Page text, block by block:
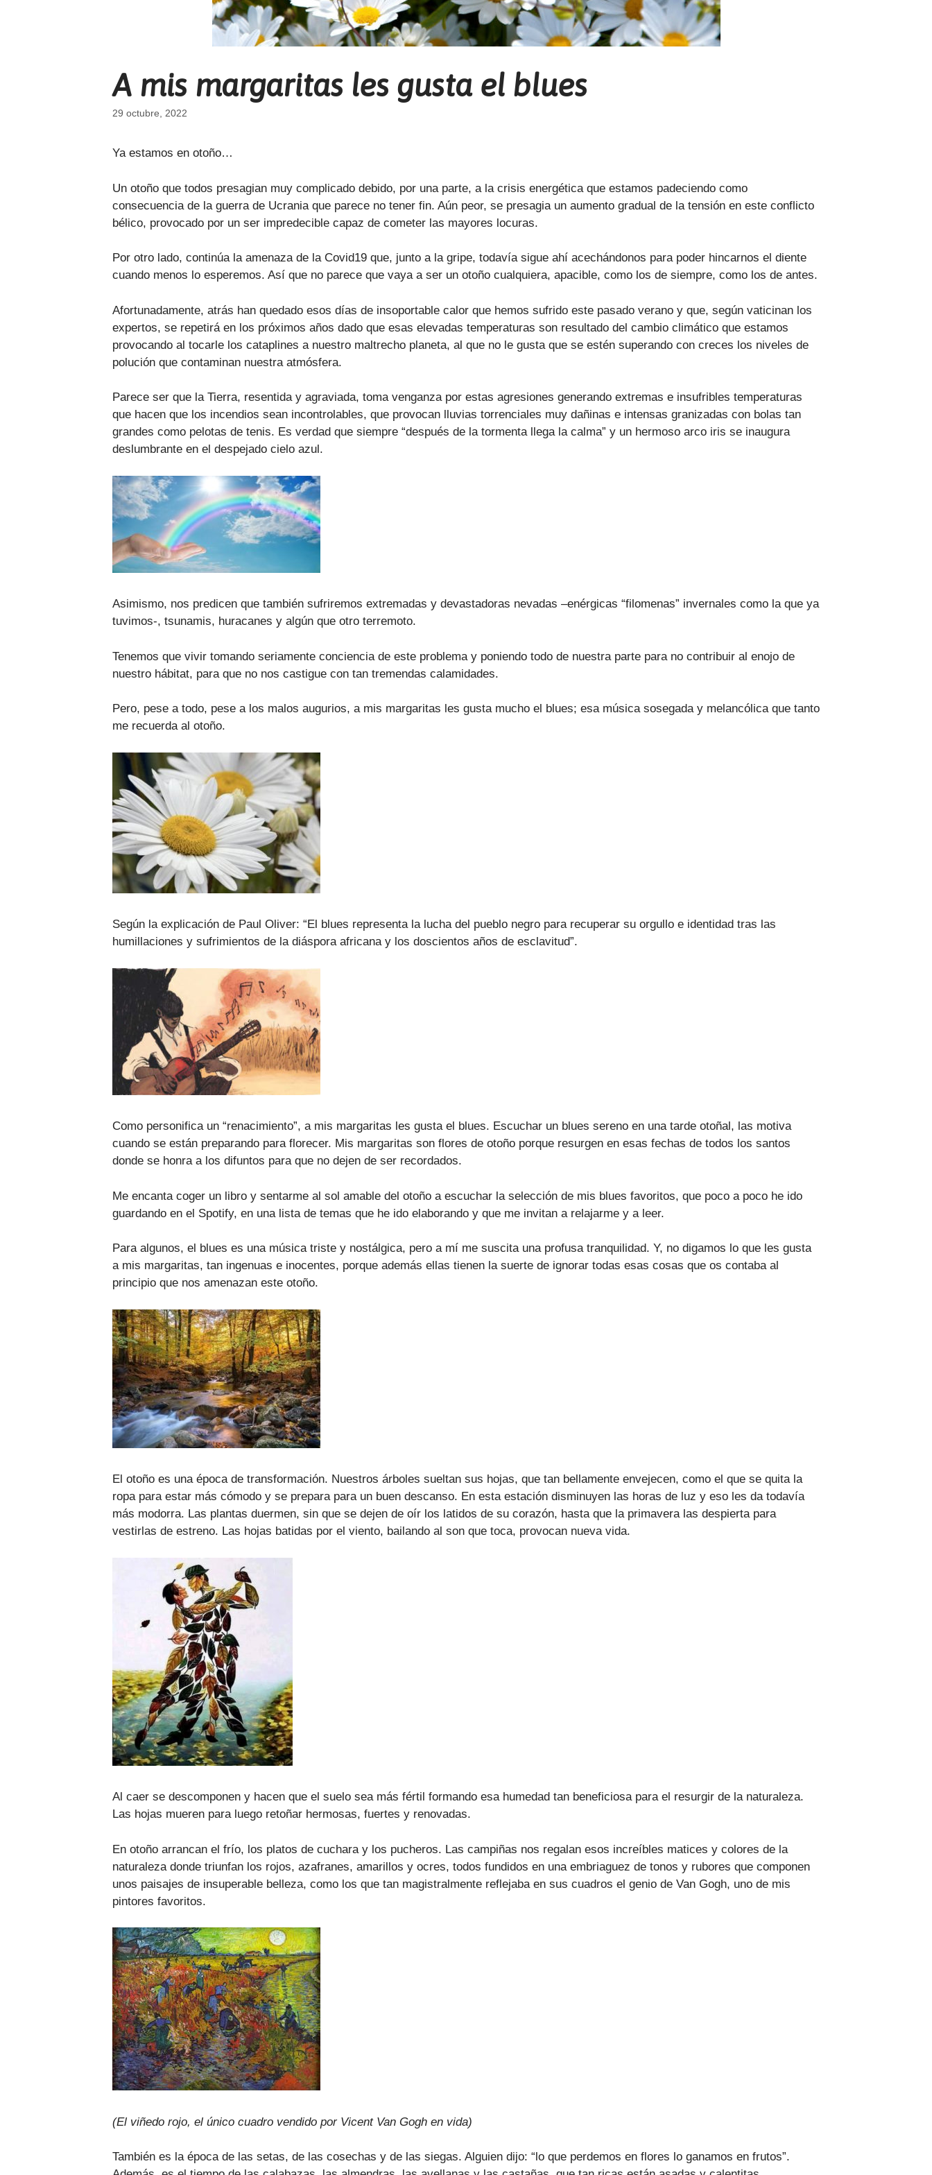
A mis margaritas les gusta el blues
29 octubre, 2022
Ya estamos en otoño…
Un otoño que todos presagian muy complicado debido, por una parte, a la crisis energética que estamos padeciendo como
consecuencia de la guerra de Ucrania que parece no tener fin. Aún peor, se presagia un aumento gradual de la tensión en este conflicto
bélico, provocado por un ser impredecible capaz de cometer las mayores locuras.
Por otro lado, continúa la amenaza de la Covid19 que, junto a la gripe, todavía sigue ahí acechándonos para poder hincarnos el diente
cuando menos lo esperemos. Así que no parece que vaya a ser un otoño cualquiera, apacible, como los de siempre, como los de antes.
Afortunadamente, atrás han quedado esos días de insoportable calor que hemos sufrido este pasado verano y que, según vaticinan los
expertos, se repetirá en los próximos años dado que esas elevadas temperaturas son resultado del cambio climático que estamos
provocando al tocarle los cataplines a nuestro maltrecho planeta, al que no le gusta que se estén superando con creces los niveles de
polución que contaminan nuestra atmósfera.
Parece ser que la Tierra, resentida y agraviada, toma venganza por estas agresiones generando extremas e insufribles temperaturas
que hacen que los incendios sean incontrolables, que provocan lluvias torrenciales muy dañinas e intensas granizadas con bolas tan
grandes como pelotas de tenis. Es verdad que siempre “después de la tormenta llega la calma” y un hermoso arco iris se inaugura
deslumbrante en el despejado cielo azul.
Asimismo, nos predicen que también sufriremos extremadas y devastadoras nevadas –enérgicas “filomenas” invernales como la que ya
tuvimos-, tsunamis, huracanes y algún que otro terremoto.
Tenemos que vivir tomando seriamente conciencia de este problema y poniendo todo de nuestra parte para no contribuir al enojo de
nuestro hábitat, para que no nos castigue con tan tremendas calamidades.
Pero, pese a todo, pese a los malos augurios, a mis margaritas les gusta mucho el blues; esa música sosegada y melancólica que tanto
me recuerda al otoño.
Según la explicación de Paul Oliver: “El blues representa la lucha del pueblo negro para recuperar su orgullo e identidad tras las
humillaciones y sufrimientos de la diáspora africana y los doscientos años de esclavitud”.
Como personifica un “renacimiento”, a mis margaritas les gusta el blues. Escuchar un blues sereno en una tarde otoñal, las motiva
cuando se están preparando para florecer. Mis margaritas son flores de otoño porque resurgen en esas fechas de todos los santos
donde se honra a los difuntos para que no dejen de ser recordados.
Me encanta coger un libro y sentarme al sol amable del otoño a escuchar la selección de mis blues favoritos, que poco a poco he ido
guardando en el Spotify, en una lista de temas que he ido elaborando y que me invitan a relajarme y a leer.
Para algunos, el blues es una música triste y nostálgica, pero a mí me suscita una profusa tranquilidad. Y, no digamos lo que les gusta
a mis margaritas, tan ingenuas e inocentes, porque además ellas tienen la suerte de ignorar todas esas cosas que os contaba al
principio que nos amenazan este otoño.
El otoño es una época de transformación. Nuestros árboles sueltan sus hojas, que tan bellamente envejecen, como el que se quita la
ropa para estar más cómodo y se prepara para un buen descanso. En esta estación disminuyen las horas de luz y eso les da todavía
más modorra. Las plantas duermen, sin que se dejen de oír los latidos de su corazón, hasta que la primavera las despierta para
vestirlas de estreno. Las hojas batidas por el viento, bailando al son que toca, provocan nueva vida.
Al caer se descomponen y hacen que el suelo sea más fértil formando esa humedad tan beneficiosa para el resurgir de la naturaleza.
Las hojas mueren para luego retoñar hermosas, fuertes y renovadas.
En otoño arrancan el frío, los platos de cuchara y los pucheros. Las campiñas nos regalan esos increíbles matices y colores de la
naturaleza donde triunfan los rojos, azafranes, amarillos y ocres, todos fundidos en una embriaguez de tonos y rubores que componen
unos paisajes de insuperable belleza, como los que tan magistralmente reflejaba en sus cuadros el genio de Van Gogh, uno de mis
pintores favoritos.
(El viñedo rojo, el único cuadro vendido por Vicent Van Gogh en vida)
También es la época de las setas, de las cosechas y de las siegas. Alguien dijo: “lo que perdemos en flores lo ganamos en frutos”.